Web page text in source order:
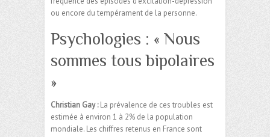
ou encore du tempérament de la personne.
Psychologies : « Nous
sommes tous bipolaires
»
Christian Gay :La prévalence de ces troubles est
estimée à environ 1 à 2% de la population
mondiale. Les chiffres retenus en France sont